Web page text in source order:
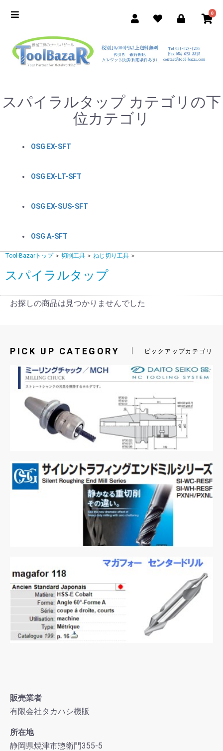
0
スパイラルタップ カテゴリの下
位カテゴリ
OSG EX-SFT
OSG EX-LT-SFT
OSG EX-SUS-SFT
OSG A-SFT
Tool-Bazarトップ ＞ 切削工具 ＞ ねじ切り工具 ＞
スパイラルタップ
お探しの商品は見つかりませんでした
PICK UP CATEGORY ピックアップカテゴリ
販売業者
有限会社タカハシ機販
所在地
静岡県焼津市惣衛門355-5